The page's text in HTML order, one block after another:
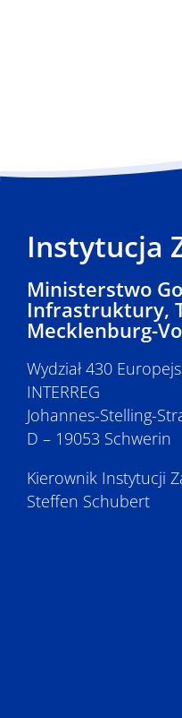
Instytucja
Ministerstwo
Infrastruktury,
Mecklenburg-
Wydział 430
INTERREG
Johannes-Stelling-
D – 19053 Schwerin
Kierownik Instytucji
Steffen Schubert